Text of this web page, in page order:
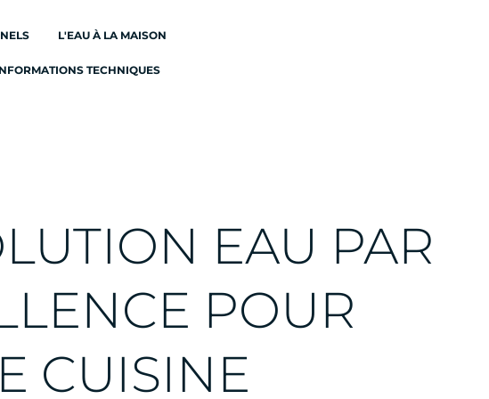
L'EAU À LA MAISON
TECHNIQUES
EAU PAR
POUR
CUISINE